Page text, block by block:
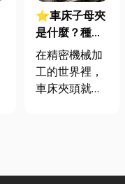
⭐車床子母夾
是什麼？種
類、規格挑選
與台灣採購推
薦完整指南
在精密機械加
工的世界裡，
車床夾頭就像
的工件。然